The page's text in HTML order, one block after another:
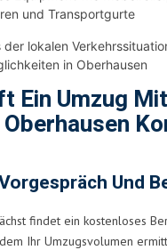
und Transportgurte
der lokalen
in Oberhausen
Ein Umzug
Und
findet ein kostenloses
Ihr Umzugsvolumen